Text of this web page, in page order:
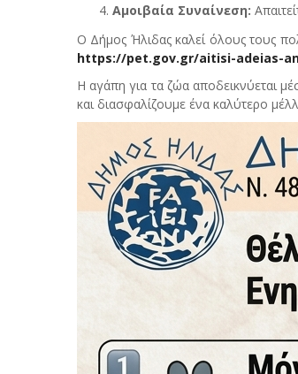
Αμοιβαία Συναίνεση:
Ο Δήμος Ήλιδας καλεί όλους τους
https://pet.gov.gr/aitisi-adeias-
Η αγάπη για τα ζώα αποδεικνύεται
και διασφαλίζουμε ένα καλύτερο